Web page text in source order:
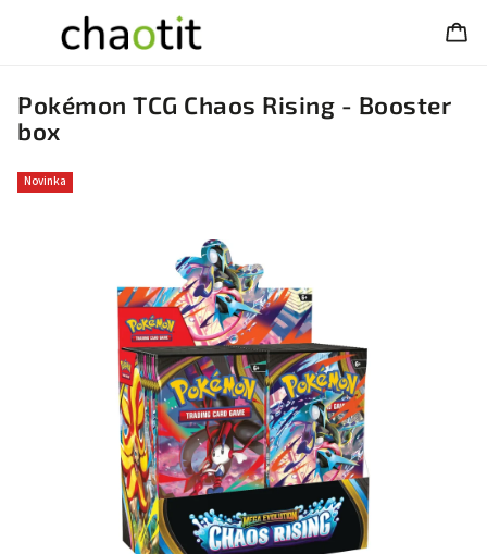
Pokémon TCG Chaos Rising - Booster
box
Novinka